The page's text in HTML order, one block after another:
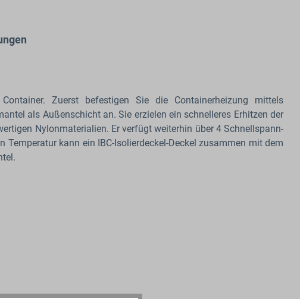
Zuerst befestigen Sie die Containerheizung mittels
als Außenschicht an. Sie erzielen ein schnelleres Erhitzen der
Nylonmaterialien. Er verfügt weiterhin über 4 Schnellspann-
kann ein IBC-Isolierdeckel-Deckel zusammen mit dem